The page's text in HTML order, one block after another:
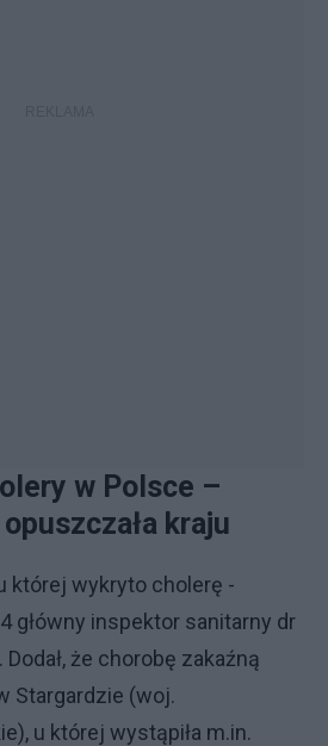
w Polsce –
kraju
której wykryto cholerę -
główny inspektor sanitarny dr
że chorobę zakaźną
Stargardzie (woj.
u której wystąpiła m.in.